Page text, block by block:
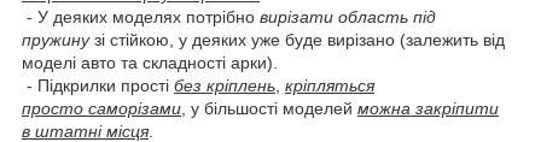
- У деяких моделях потрібно вирізати область під
пружинузі стійкою, у деяких уже буде вирізано (залежить від
моделі авто та складності арки).
- Підкрилки прості без кріплень кріпляться
просто саморізами , у більшості моделей можна закріпити
в штатні місця